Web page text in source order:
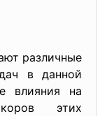
различные
в данной
влияния на
этих